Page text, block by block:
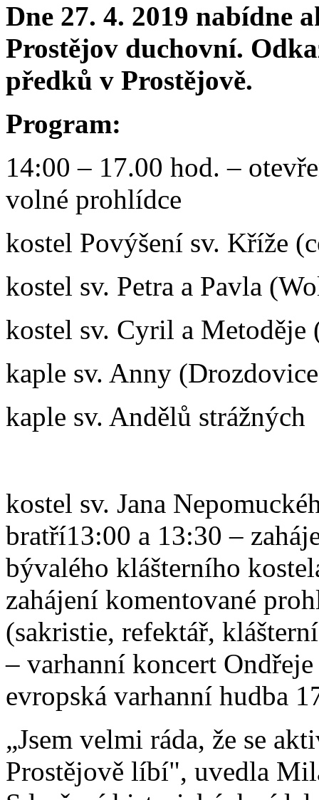
Dne 27. 4. 2019 nabídne
Prostějov duchovní.
předků v Prostějově.
Program:
14:00 – 17.00 hod. –
volné prohlídce
kostel Povýšení sv. Kříže
kostel sv. Petra a Pavla
kostel sv. Cyril a Metoděje
kaple sv. Anny
kaple sv. Andělů strážných
kostel sv. Jana
bratří13:00 a 13:30 –
bývalého klášterního
zahájení komentované
(sakristie, refektář,
– varhanní koncert
evropská varhanní hudba
„Jsem velmi ráda, že se
Prostějově líbí", uvedla